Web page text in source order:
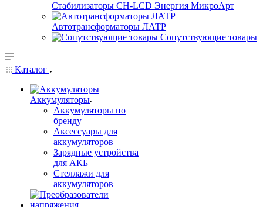
Стабилизаторы СН-LCD Энepгия МикроАрт
Автотрансформаторы ЛАТР
Сопутствующие товары
Каталог
Аккумуляторы
Аккумуляторы по
бренду
Аксессуары для
аккумуляторов
Зарядные устройства
для АКБ
Стеллажи для
аккумуляторов